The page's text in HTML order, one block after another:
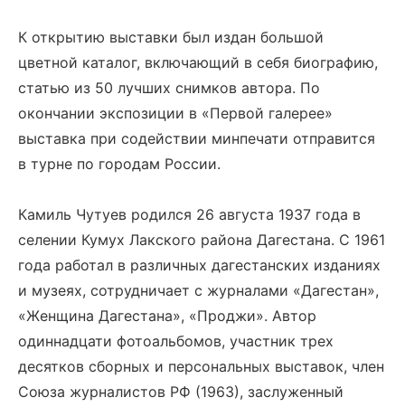
К открытию выставки был издан большой
цветной каталог, включающий в себя биографию,
статью из 50 лучших снимков автора. По
окончании экспозиции в «Первой галерее»
выставка при содействии минпечати отправится
в турне по городам России.
Камиль Чутуев родился 26 августа 1937 года в
селении Кумух Лакского района Дагестана. С 1961
года работал в различных дагестанских изданиях
и музеях, сотрудничает с журналами «Дагестан»,
«Женщина Дагестана», «Проджи». Автор
одиннадцати фотоальбомов, участник трех
десятков сборных и персональных выставок, член
Союза журналистов РФ (1963), заслуженный